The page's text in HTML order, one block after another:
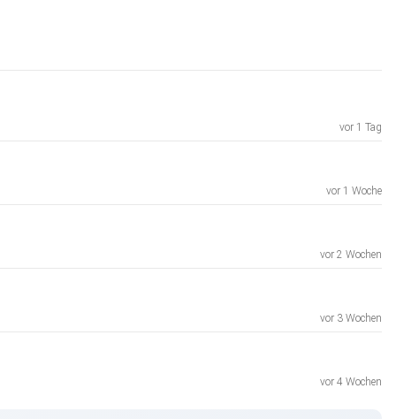
vor 1 Tag
vor 1 Woche
vor 2 Wochen
vor 3 Wochen
vor 4 Wochen